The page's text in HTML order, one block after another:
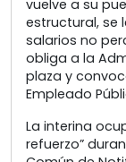
vuelve a su
estructural, se
salarios no
obliga a la
plaza y
Empleado
La interina
refuerzo”